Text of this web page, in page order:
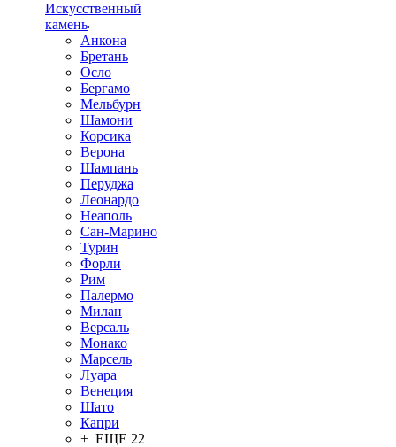
Искусственный
камень
Анкона
Бретань
Осло
Бергамо
Мельбурн
Шамони
Корсика
Верона
Шампань
Перуджа
Леонардо
Неаполь
Сан-Марино
Турин
Форли
Рим
Палермо
Милан
Версаль
Монако
Марсель
Луара
Венеция
Шато
Капри
+ ЕЩЕ 22